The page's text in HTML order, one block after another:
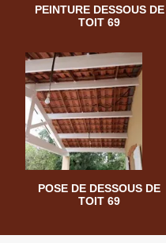
PEINTURE DESSOUS DE
TOIT 69
POSE DE DESSOUS DE
TOIT 69